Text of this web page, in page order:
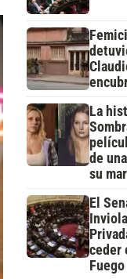
La
de
su
El
ceder
Fuego